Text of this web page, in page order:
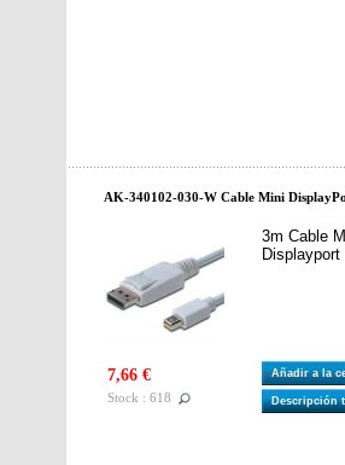
AK-340102-030-W Cable Mini
3m Cable
7,66 €
Stock : 618
Añadir a la
Descripción